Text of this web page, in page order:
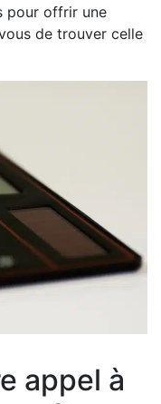
pour offrir une
de trouver celle
appel à